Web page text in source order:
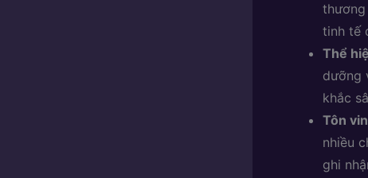
tinh tế
Thể
dưỡng
khắc
Tôn
nhiều
ghi